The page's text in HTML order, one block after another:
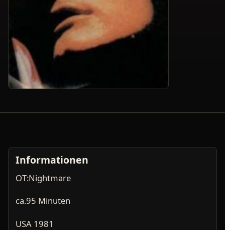
Informationen
OT:Nightmare
ca.95 Minuten
USA 1981